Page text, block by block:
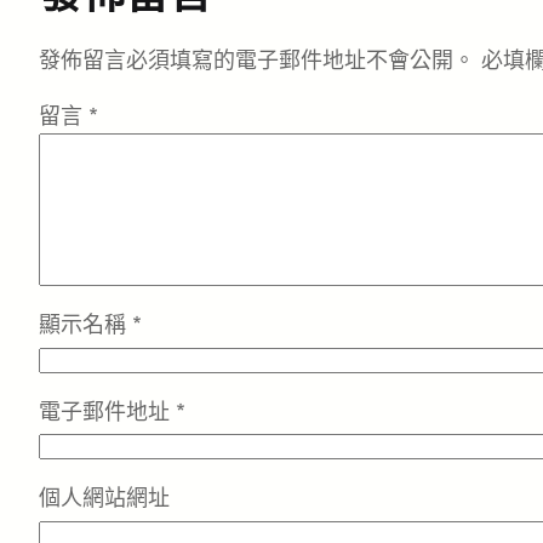
發佈留言必須填寫的電子郵件地址不會公開。 必填
留言 *
顯示名稱 *
電子郵件地址 *
個人網站網址